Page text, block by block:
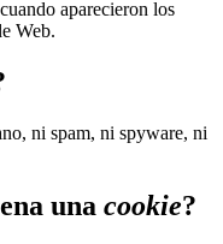
aparecieron los
Web.
ni spam, ni spyware, ni
una cookie?